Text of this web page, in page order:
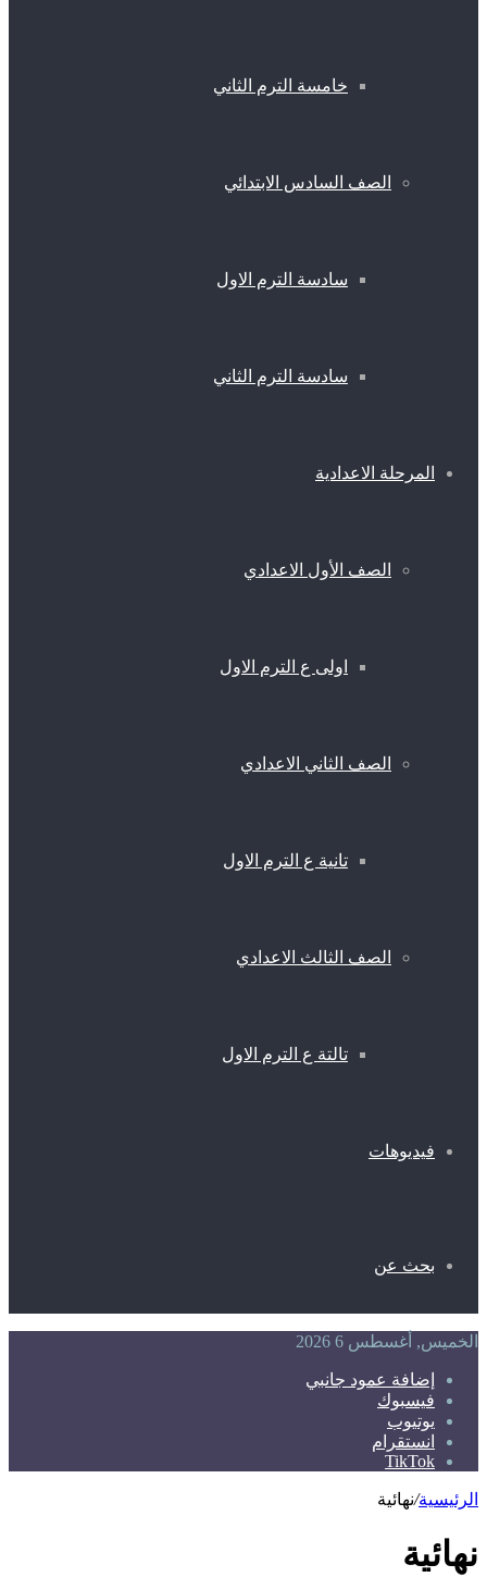
خامسة الترم الثاني
الصف السادس الابتدائي
سادسة الترم الاول
سادسة الترم الثاني
المرحلة الاعدادية
الصف الأول الاعدادي
اولى ع الترم الاول
الصف الثاني الاعدادي
تانية ع الترم الاول
الصف الثالث الاعدادي
تالتة ع الترم الاول
فيديوهات
بحث عن
الخميس, أغسطس 6 2026
إضافة عمود جانبي
فيسبوك
يوتيوب
انستقرام
TikTok
الرئيسية/نهائية
نهائية